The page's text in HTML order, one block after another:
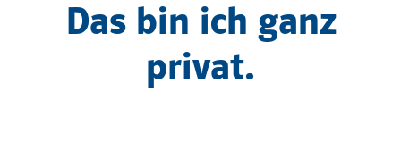
Das bin ich ganz
privat.